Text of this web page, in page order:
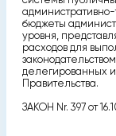
бюджеты
уровня,
расходов для
делегированных
Правительства.
ЗАКОН Nr. 397 от